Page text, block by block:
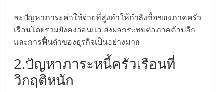
ขาย
หน้า
ละปัญหาภาระค่าใช้จ่ายที่สูงทำให้กำลังซื้อของภาคครัว
เรือนโดยรวมยังคงอ่อนแอ ส่งผลกระทบต่อภาคค้าปลีก
และการฟื้นตัวของธุรกิจเป็นอย่างมาก
2.ปัญหาภาระหนี้ครัวเรือนที่
วิกฤติหนัก